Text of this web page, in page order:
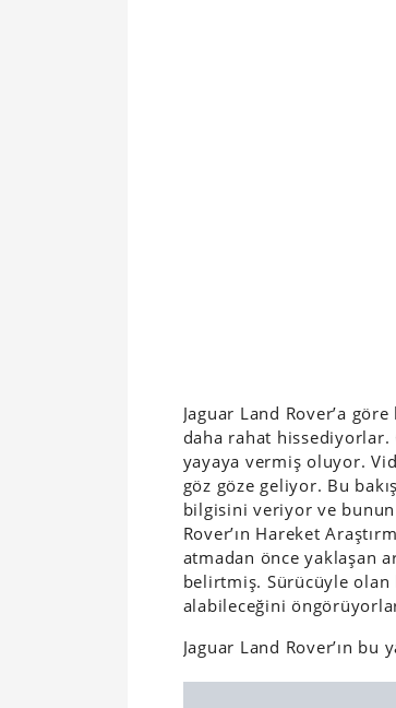
Jaguar Land Rover’a
daha rahat hissediyorlar.
yayaya vermiş oluyor.
göz göze geliyor. Bu
bilgisini veriyor ve bunun
Rover’ın Hareket
atmadan önce yaklaşan
belirtmiş. Sürücüyle
alabileceğini
Jaguar Land Rover’ın bu